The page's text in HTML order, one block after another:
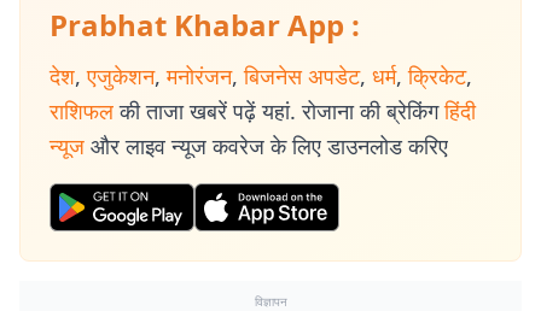
Prabhat Khabar App :
देश, एजुकेशन, मनोरंजन, बिजनेस अपडेट, धर्म, क्रिकेट,
राशिफल की ताजा खबरें पढ़ें यहां. रोजाना की ब्रेकिंग हिंदी
न्यूज और लाइव न्यूज कवरेज के लिए डाउनलोड करिए
विज्ञापन